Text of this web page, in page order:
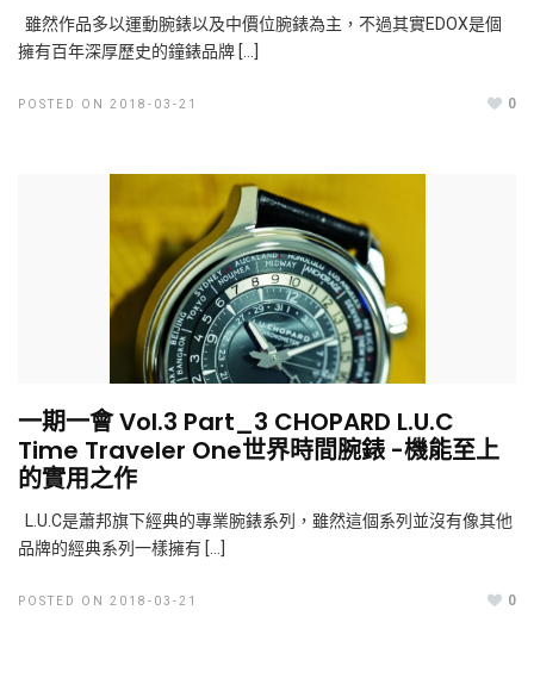
雖然作品多以運動腕錶以及中價位腕錶為主，不過其實EDOX是個
擁有百年深厚歷史的鐘錶品牌 […]
POSTED ON 2018-03-21 0
一期一會 Vol.3 Part_3 CHOPARD L.U.C
Time Traveler One世界時間腕錶 -機能至上
的實用之作
L.U.C是蕭邦旗下經典的專業腕錶系列，雖然這個系列並沒有像其他
品牌的經典系列一樣擁有 […]
POSTED ON 2018-03-21 0